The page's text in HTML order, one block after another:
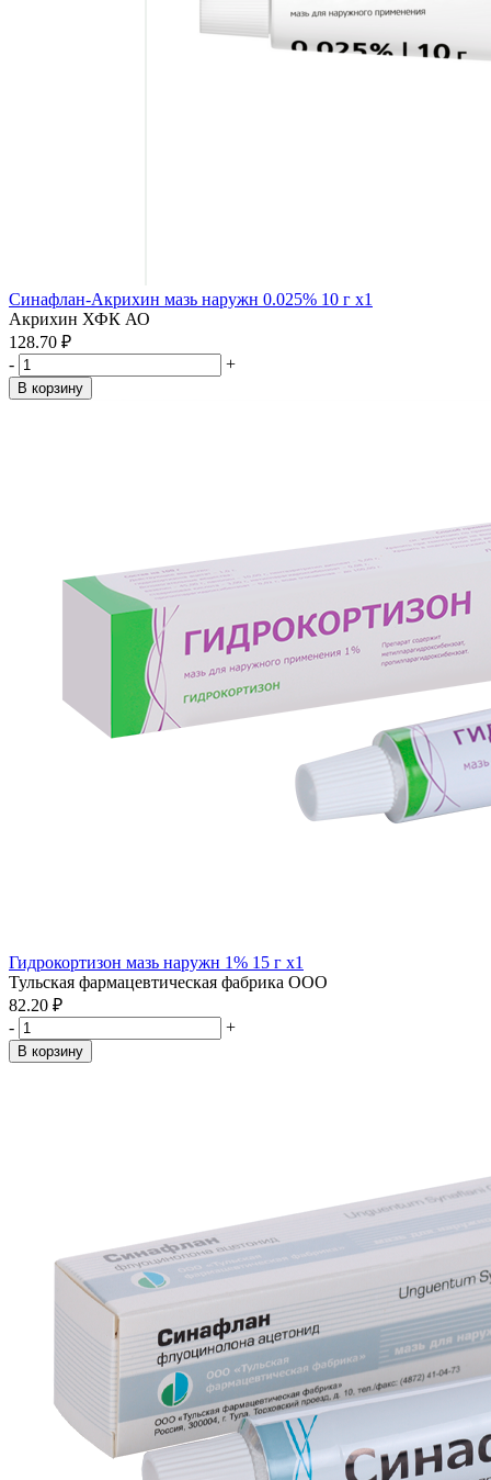
Синафлан-Акрихин мазь наружн 0.025% 10 г x1
Акрихин ХФК АО
128.70 ₽
-
+
В корзину
Гидрокортизон мазь наружн 1% 15 г x1
Тульская фармацевтическая фабрика ООО
82.20 ₽
-
+
В корзину